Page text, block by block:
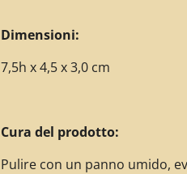
Dimensioni:
7,5h x 4,5 x 3,0 cm
Cura del prodotto:
Pulire con un panno umido,